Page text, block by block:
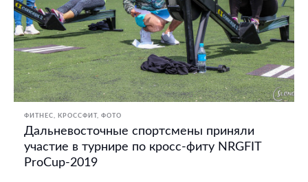
ФИТНЕС, КРОССФИТ ФОТО
Дальневосточные спортсмены приняли
участие в турнире по кросс-фиту NRGFIT
ProCup-2019